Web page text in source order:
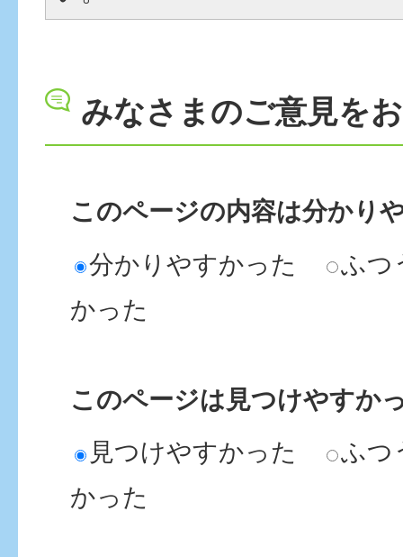
みなさまのご意見を
このページの内容は分かり
分かりやすかった
ふつ
かった
このページは見つけやすか
見つけやすかった
ふつ
かった